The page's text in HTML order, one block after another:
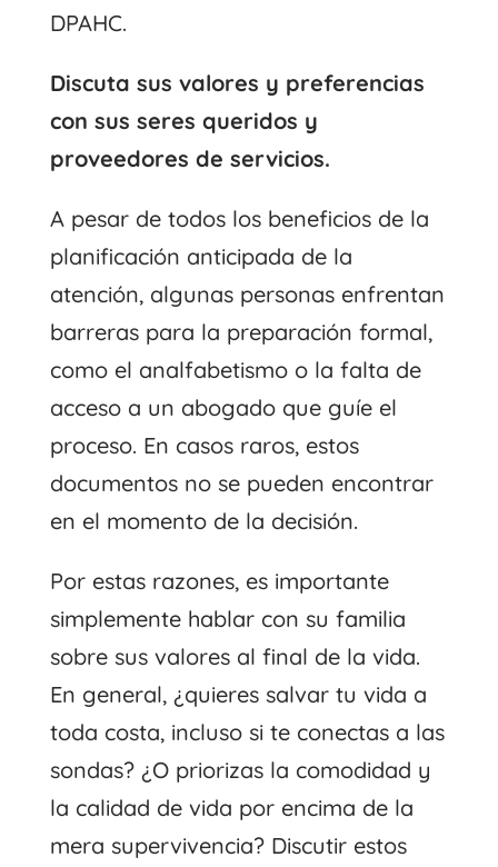
DPAHC.
Discuta sus valores y preferencias
con sus seres queridos y
proveedores de servicios.
A pesar de todos los beneficios de la
planificación anticipada de la
atención, algunas personas enfrentan
barreras para la preparación formal,
como el analfabetismo o la falta de
acceso a un abogado que guíe el
proceso. En casos raros, estos
documentos no se pueden encontrar
en el momento de la decisión.
Por estas razones, es importante
simplemente hablar con su familia
sobre sus valores al final de la vida.
En general, ¿quieres salvar tu vida a
toda costa, incluso si te conectas a las
sondas? ¿O priorizas la comodidad y
la calidad de vida por encima de la
mera supervivencia? Discutir estos